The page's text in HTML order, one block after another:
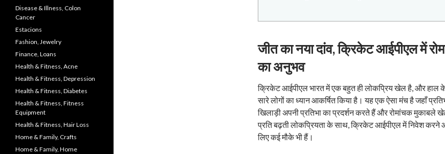
जीत का नया दांव, क्रिकेट आईपीएल में
का अनुभव
क्रिकेट आईपीएल भारत में एक बहुत ही लोकप्रिय खेल है, और हाल के
सारे लोगों का ध्यान आकर्षित किया है। यह एक ऐसा मंच है जहाँ
खिलाड़ी अपनी प्रतिभा का प्रदर्शन करते हैं और रोमांचक
प्रति बढ़ती लोकप्रियता के साथ, क्रिकेट आईपीएल में निवेश
लिए कई मौके भी हैं।
Disease & Illness, Colon
Cancer
Estacions
Fashion, Jewelry
Finance, Loans
Health & Fitness, Acne
Health & Fitness, Depression
Health & Fitness, Diabetes
Health & Fitness, Fitness
Equipment
Health & Fitness, Hair Loss
Home & Family, Crafts
Home & Family, Home